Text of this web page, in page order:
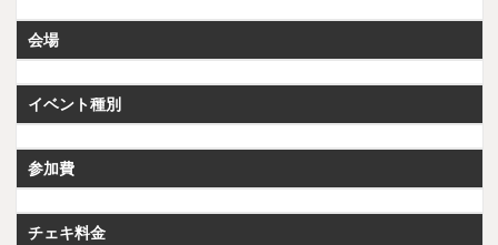
会場
イベント種別
参加費
チェキ料金